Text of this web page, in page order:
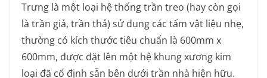
Trưng là một loại hệ thống trần treo (hay còn gọi
là trần giả, trần thả) sử dụng các tấm vật liệu nhẹ,
thường có kích thước tiêu chuẩn là 600mm x
600mm, được đặt lên một hệ khung xương kim
loại đã cố định sẵn bên dưới trần nhà hiện hữu.